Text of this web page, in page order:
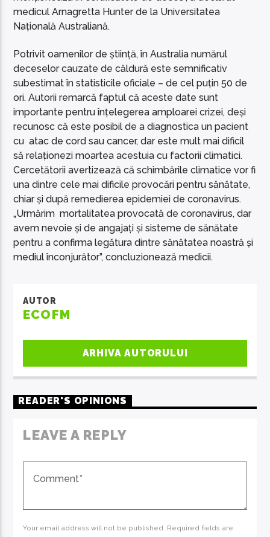
medicul Arnagretta Hunter de la Universitatea
Națională Australiană.
Potrivit oamenilor de știință, în Australia numărul
deceselor cauzate de căldură este semnificativ
subestimat în statisticile oficiale – de cel puțin 50 de
ori. Autorii remarcă faptul că aceste date sunt
importante pentru înțelegerea amploarei crizei, deși
recunosc că este posibil de a diagnostica un pacient
cu atac de cord sau cancer, dar este mult mai dificil
să relaționezi moartea acestuia cu factorii climatici.
Cercetătorii avertizează că schimbările climatice vor fi
una dintre cele mai dificile provocări pentru sănătate,
chiar și după remedierea epidemiei de coronavirus.
„Urmărim mortalitatea provocată de coronavirus, dar
avem nevoie și de angajați și sisteme de sănătate
pentru a confirma legătura dintre sănătatea noastră și
mediul înconjurător”, concluzionează medicii.
AUTOR
ECOFM
ARHIVA AUTORULUI
READER'S OPINIONS
LEAVE A REPLY
Your email address will not be published. Required fields are